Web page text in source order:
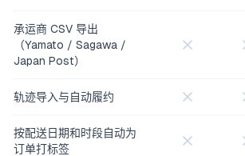
承运商 CSV 导出
（Yamato / Sagawa /
Japan Post）
轨迹导入与自动履约
按配送日期和时段自动为
订单打标签